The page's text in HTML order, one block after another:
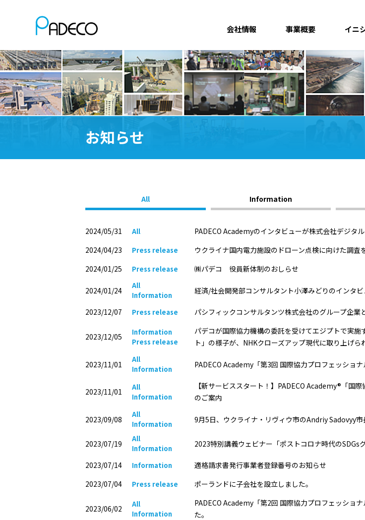
会社情報 事業概要 イニ
お知らせ
All Information
2024/05/31 All
PADECO Academyのインタビューが株式会社デジタ
2024/04/23
Press release
ウクライナ国内電力施設のドローン点検に向けた調査
2024/01/25
Press release ㈱パデコ 役員新体制のおしらせ
2024/01/24
All
Information
経済/社会開発部コンサルタント小澤みどりのインタ
2023/12/07 Press release パシフィックコンサルタンツ株式会社のグループ企業
2023/12/05
Information
Press release
パデコが国際協力機構の委託を受けてエジプトで実
ト」の様子が、NHKクローズアップ現代に取り上げら
2023/11/01
All
Information
PADECO Academy「第3回 国際協力プロフェッショ
2023/11/01
All
Information
【新サービススタート！】PADECO Academy®「国
のご案内
2023/09/08
All
Information
9月5日、ウクライナ・リヴィウ市のAndriy Sadovyy市
2023/07/19
All
Information
2023特別講義ウェビナー「ポストコロナ時代のSDGs
2023/07/14 Information
適格請求書発行事業者登録番号のお知らせ
2023/07/04
Press release ポーランドに子会社を設立しました。
2023/06/02
All
Information
PADECO Academy「第2回 国際協力プロフェッショ
た｡